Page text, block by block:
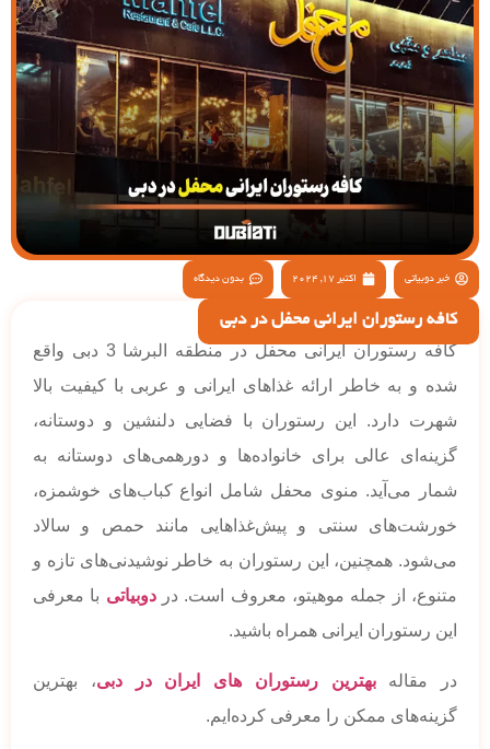
خبر دوبیاتی اکتبر 17, 2024 بدون دیدگاه
کافه رستوران ایرانی محفل در دبی
کافه رستوران ایرانی محفل در منطقه البرشا 3 دبی واقع
شده و به خاطر ارائه غذاهای ایرانی و عربی با کیفیت بالا
شهرت دارد. این رستوران با فضایی دلنشین و دوستانه،
گزینه‌ای عالی برای خانواده‌ها و دورهمی‌های دوستانه به
شمار می‌آید. منوی محفل شامل انواع کباب‌های خوشمزه،
خورشت‌های سنتی و پیش‌غذاهایی مانند حمص و سالاد
می‌شود. همچنین، این رستوران به خاطر نوشیدنی‌های تازه و
متنوع، از جمله موهیتو، معروف است. دردوبیاتی با معرفی
این رستوران ایرانی همراه باشید.
در مقالهبهترین رستوران های ایران در دبی، بهترین
گزینه‌های ممکن را معرفی کرده‌ایم.